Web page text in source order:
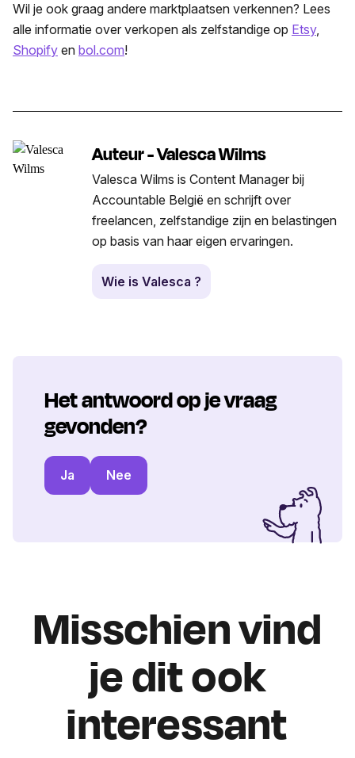
Wil je ook graag andere marktplaatsen verkennen? Lees
alle informatie over verkopen als zelfstandige op Etsy,
Shopify en bol.com!
Auteur - Valesca Wilms
Valesca Wilms is Content Manager bij
Accountable België en schrijft over
freelancen, zelfstandige zijn en belastingen
op basis van haar eigen ervaringen.
Wie is Valesca ?
Het antwoord op je vraag
gevonden?
Ja Nee
Misschien vind
je dit ook
interessant